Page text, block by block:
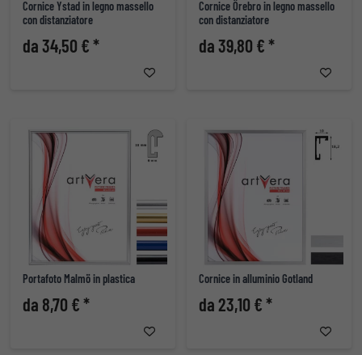
Cornice Ystad in legno massello
con distanziatore
da 34,50 € *
Cornice Örebro in legno massello
con distanziatore
da 39,80 € *
Portafoto Malmö in plastica
da 8,70 € *
Cornice in alluminio Gotland
da 23,10 € *